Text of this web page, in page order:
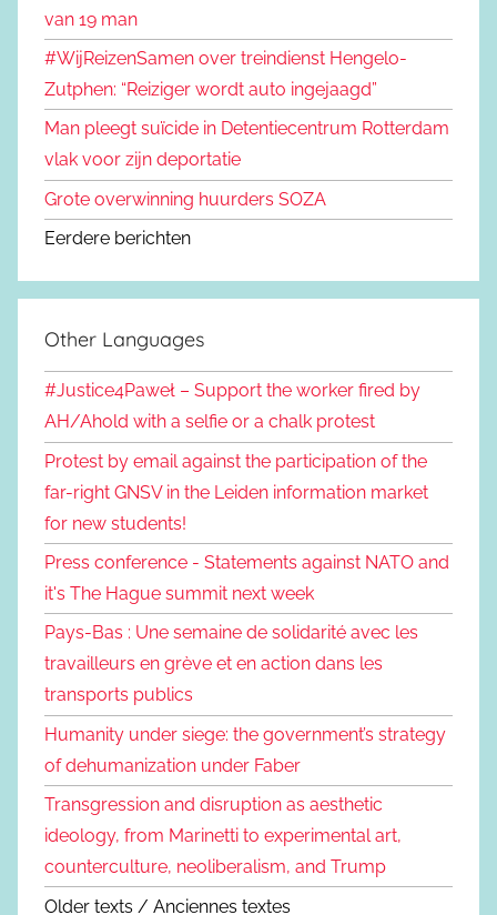
van 19 man
#WijReizenSamen over treindienst Hengelo-
Zutphen: “Reiziger wordt auto ingejaagd”
Man pleegt suïcide in Detentiecentrum Rotterdam
vlak voor zijn deportatie
Grote overwinning huurders SOZA
Eerdere berichten
Other Languages
#Justice4Paweł – Support the worker fired by
AH/Ahold with a selfie or a chalk protest
Protest by email against the participation of the
far-right GNSV in the Leiden information market
for new students!
Press conference - Statements against NATO and
it's The Hague summit next week
Pays-Bas : Une semaine de solidarité avec les
travailleurs en grève et en action dans les
transports publics
Humanity under siege: the government’s strategy
of dehumanization under Faber
Transgression and disruption as aesthetic
ideology, from Marinetti to experimental art,
counterculture, neoliberalism, and Trump
Older texts / Anciennes textes